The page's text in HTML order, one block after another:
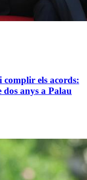
complir els acords:
dos anys a Palau